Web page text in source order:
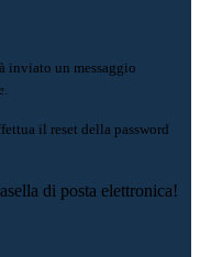
inviato un messaggio
il reset della password
di posta elettronica!